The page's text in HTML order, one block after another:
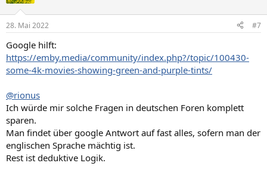
28. Mai 2022 #7
Google hilft:
https://emby.media/community/index.php?/topic/100430-
some-4k-movies-showing-green-and-purple-tints/
@rionus
Ich würde mir solche Fragen in deutschen Foren komplett
sparen.
Man findet über google Antwort auf fast alles, sofern man der
englischen Sprache mächtig ist.
Rest ist deduktive Logik.